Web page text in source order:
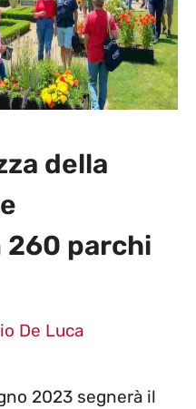
della
260 parchi
De Luca
2023 segnerà il